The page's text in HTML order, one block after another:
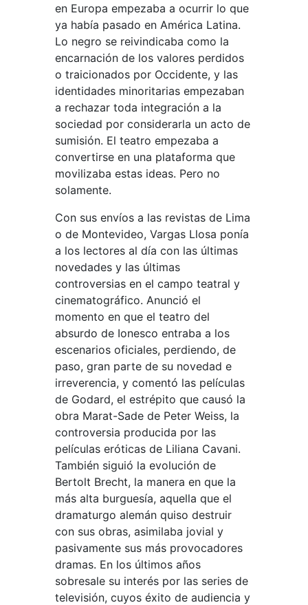
en Europa empezaba a ocurrir lo que
ya había pasado en América Latina.
Lo negro se reivindicaba como la
encarnación de los valores perdidos
o traicionados por Occidente, y las
identidades minoritarias empezaban
a rechazar toda integración a la
sociedad por considerarla un acto de
sumisión. El teatro empezaba a
convertirse en una plataforma que
movilizaba estas ideas. Pero no
solamente.
Con sus envíos a las revistas de Lima
o de Montevideo, Vargas Llosa ponía
a los lectores al día con las últimas
novedades y las últimas
controversias en el campo teatral y
cinematográfico. Anunció el
momento en que el teatro del
absurdo de Ionesco entraba a los
escenarios oficiales, perdiendo, de
paso, gran parte de su novedad e
irreverencia, y comentó las películas
de Godard, el estrépito que causó la
obra Marat-Sade de Peter Weiss, la
controversia producida por las
películas eróticas de Liliana Cavani.
También siguió la evolución de
Bertolt Brecht, la manera en que la
más alta burguesía, aquella que el
dramaturgo alemán quiso destruir
con sus obras, asimilaba jovial y
pasivamente sus más provocadores
dramas. En los últimos años
sobresale su interés por las series de
televisión, cuyos éxito de audiencia y